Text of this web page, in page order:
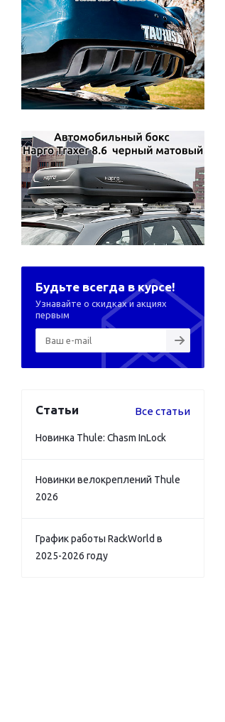
Будьте всегда в курсе!
Узнавайте о скидках и акциях
первым
Статьи Все статьи
Новинка Thule: Chasm InLock
Новинки велокреплений Thule
2026
График работы RackWorld в
2025-2026 году